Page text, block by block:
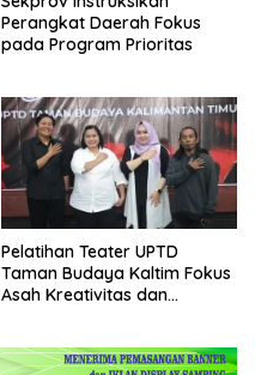
Perangkat Daerah Fokus
pada Program Prioritas
Pelatihan Teater UPTD
Taman Budaya Kaltim Fokus
Asah Kreativitas dan